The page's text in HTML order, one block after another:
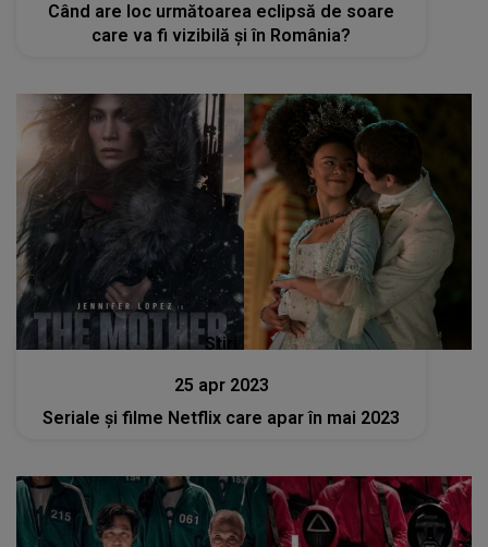
Când are loc următoarea eclipsă de soare
care va fi vizibilă și în România?
Stiri
25 apr 2023
Seriale și filme Netflix care apar în mai 2023